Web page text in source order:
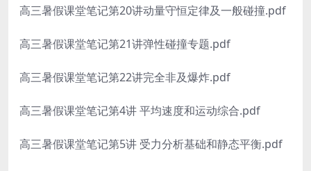
高三暑假课堂笔记第20讲动量守恒定律及一般碰撞.pdf
高三暑假课堂笔记第21讲弹性碰撞专题.pdf
高三暑假课堂笔记第22讲完全非及爆炸.pdf
高三暑假课堂笔记第4讲 平均速度和运动综合.pdf
高三暑假课堂笔记第5讲 受力分析基础和静态平衡.pdf